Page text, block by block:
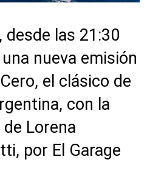
desde las 21:30
nueva emisión
el clásico de
con la
Lorena
por El Garage